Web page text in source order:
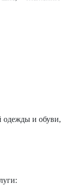
одежды и обуви,